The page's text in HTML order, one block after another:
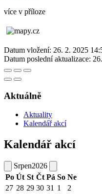
více v příloze
Datum vložení: 26. 2. 2025
Datum poslední aktualizace:
Aktuálně
Aktuality
Kalendář akcí
Kalendář akcí
Srpen2026
Po Út St Čt Pá So Ne
27 28 29 30 31 1
2